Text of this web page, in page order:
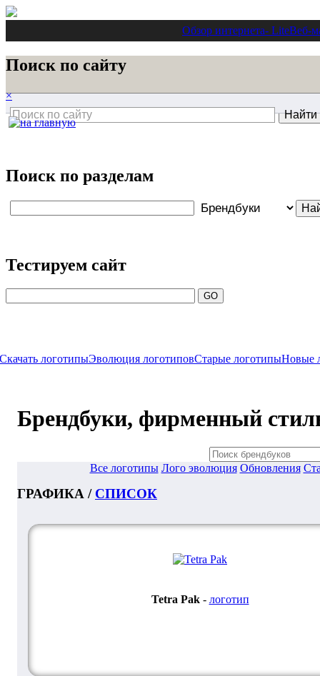
Обзор интернета- LiteВеб-
Поиск по сайту
×
Поиск по разделам
Тестируем сайт
Скачать логотипыЭволюция логотиповСтарые логотипыНовые
Брендбуки, фирменный
Все логотипы Лого эволюция Обновления
ГРАФИКА / СПИСОК
Tetra Pak- логотип